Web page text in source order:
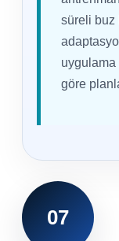
süreli buz
uygulama
göre
07